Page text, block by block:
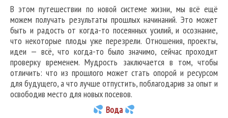
В этом путешествии по новой системе жизни, мы всё ещё
можем получать результаты прошлых начинаний. Это может
быть и радость от когда-то посеянных усилий, и осознание,
что некоторые плоды уже перезрели. Отношения, проекты,
идеи — всё, что когда-то было значимо, сейчас проходит
проверку временем. Мудрость заключается в том, чтобы
отличить: что из прошлого может стать опорой и ресурсом
для будущего, а что лучше отпустить, поблагодарив за опыт и
освободив место для новых посевов.
Вода